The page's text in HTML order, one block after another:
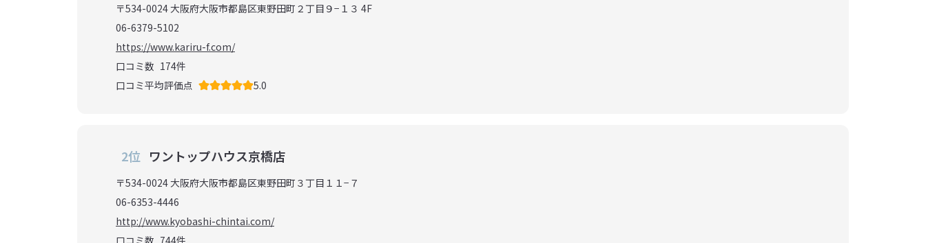
〒534-0024 大阪府大阪市都島区東野田町２丁目９−１３ 4F
06-6379-5102
https://www.kariru-f.com/
口コミ数 174件
口コミ平均評価点
5.0
2位 ワントップハウス京橋店
〒534-0024 大阪府大阪市都島区東野田町３丁目１１−７
06-6353-4446
http://www.kyobashi-chintai.com/
口コミ数 744件